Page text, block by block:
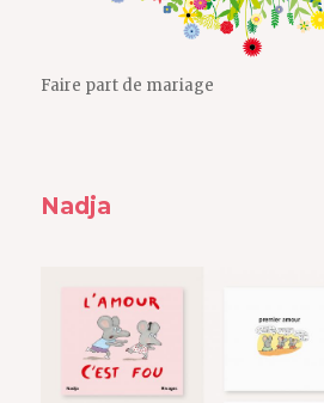
Faire part de mariage
Nadja